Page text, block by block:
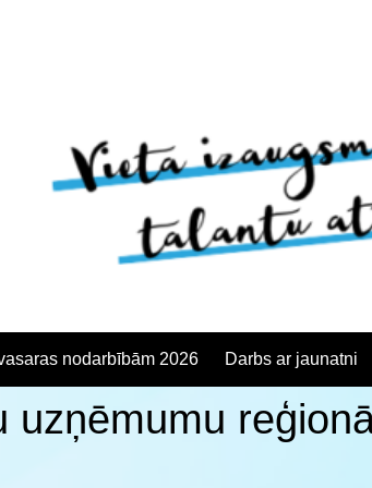
nodarbībām 2026 Darbs ar jaunatni
uzņēmumu